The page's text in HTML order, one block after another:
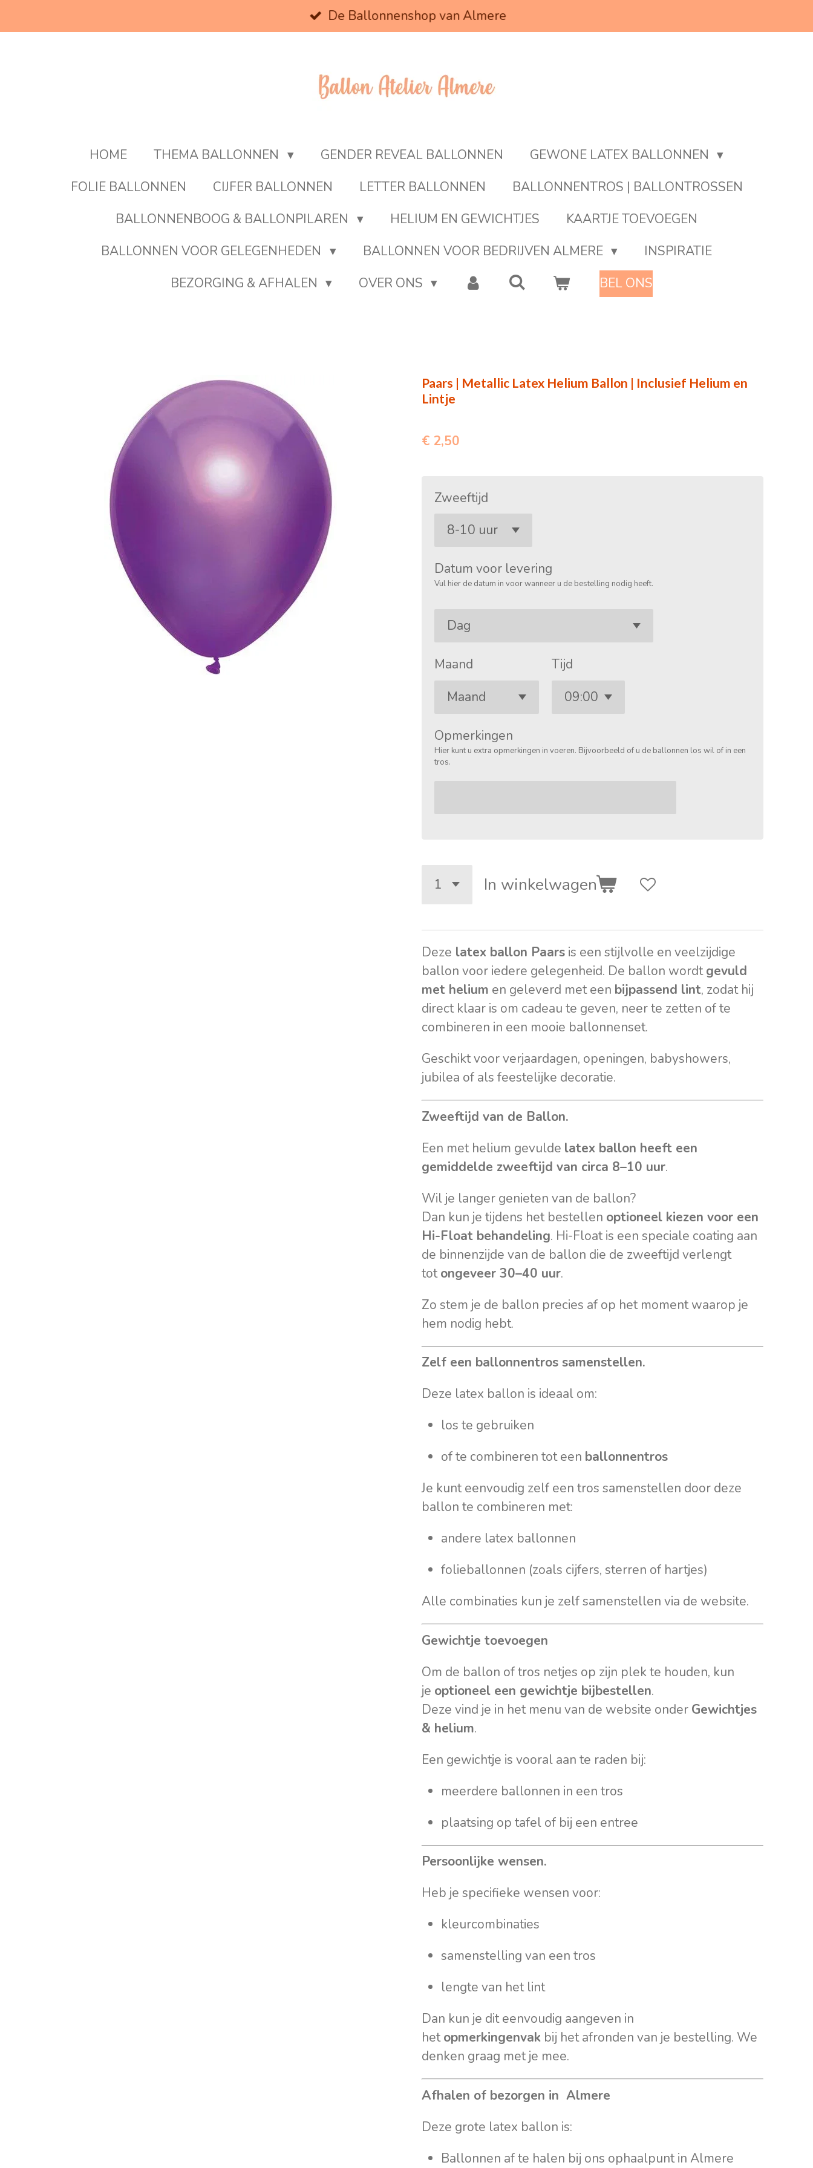
direct
De Ballonnenshop van Almere
HOME THEMA BALLONNEN GENDER REVEAL BALLONNEN
GEWONE LATEX BALLONNEN
FOLIE BALLONNEN
CIJFER BALLONNEN LETTER BALLONNEN
BALLONNENTROS | BALLONTROSSEN
BALLONNENBOOG & BALLONPILAREN
HELIUM EN GEWICHTJES
KAARTJE TOEVOEGEN
BALLONNEN VOOR GELEGENHEDEN
BALLONNEN VOOR BEDRIJVEN ALMERE
INSPIRATIE
BEZORGING & AFHALEN
OVER ONS BEL ONS
Paars | Metallic Latex Helium Ballon | Inclusief Helium en
Lintje
€ 2,50
Zweeftijd
Datum voor levering
Vul hier de datum in voor wanneer u de bestelling nodig heeft.
Maand Tijd
Opmerkingen
Hier kunt u extra opmerkingen in voeren. Bijvoorbeeld of u de ballonnen los wil of in een
tros.
In winkelwagen
Deze latex ballon Paars is een stijlvolle en veelzijdige
ballon voor iedere gelegenheid. De ballon wordt gevuld
met helium en geleverd met een bijpassend lint, zodat hij
direct klaar is om cadeau te geven, neer te zetten of te
combineren in een mooie ballonnenset.
Geschikt voor verjaardagen, openingen, babyshowers,
jubilea of als feestelijke decoratie.
Zweeftijd van de Ballon.
Een met helium gevulde latex ballon heeft een
gemiddelde zweeftijd van circa 8–10 uur.
Wil je langer genieten van de ballon?
Dan kun je tijdens het bestellen optioneel kiezen voor een
Hi-Float behandeling. Hi-Float is een speciale coating aan
de binnenzijde van de ballon die de zweeftijd verlengt
tot ongeveer 30–40 uur.
Zo stem je de ballon precies af op het moment waarop je
hem nodig hebt.
Zelf een ballonnentros samenstellen.
Deze latex ballon is ideaal om:
los te gebruiken
of te combineren tot een ballonnentros
Je kunt eenvoudig zelf een tros samenstellen door deze
ballon te combineren met:
andere latex ballonnen
folieballonnen (zoals cijfers, sterren of hartjes)
Alle combinaties kun je zelf samenstellen via de website.
Gewichtje toevoegen
Om de ballon of tros netjes op zijn plek te houden, kun
je optioneel een gewichtje bijbestellen.
Deze vind je in het menu van de website onder Gewichtjes
& helium.
Een gewichtje is vooral aan te raden bij:
meerdere ballonnen in een tros
plaatsing op tafel of bij een entree
Persoonlijke wensen.
Heb je specifieke wensen voor:
kleurcombinaties
samenstelling van een tros
lengte van het lint
Dan kun je dit eenvoudig aangeven in
het opmerkingenvak bij het afronden van je bestelling. We
denken graag met je mee.
Afhalen of bezorgen in Almere
Deze grote latex ballon is:
Ballonnen af te halen bij ons ophaalpunt in Almere